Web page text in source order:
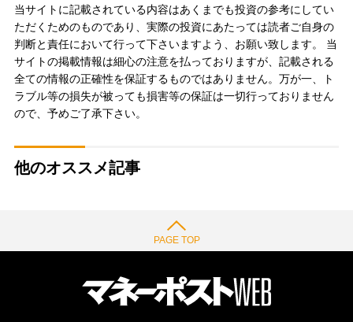
当サイトに記載されている内容はあくまでも投資の参考にしてい
ただくためのものであり、実際の投資にあたっては読者ご自身の
判断と責任において行って下さいますよう、お願い致します。 当
サイトの掲載情報は細心の注意を払っておりますが、記載される
全ての情報の正確性を保証するものではありません。万が一、ト
ラブル等の損失が被っても損害等の保証は一切行っておりません
ので、予めご了承下さい。
他のオススメ記事
PAGE TOP